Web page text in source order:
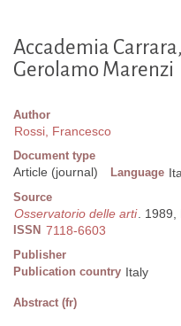
Accademia
Gerolamo Marenzi
Author
Rossi, Francesco
Document type
Article (journal) Language
Source
Osservatorio delle arti. 1989,
ISSN 7118-6603
Publisher
Publication country Italy
Abstract (fr)